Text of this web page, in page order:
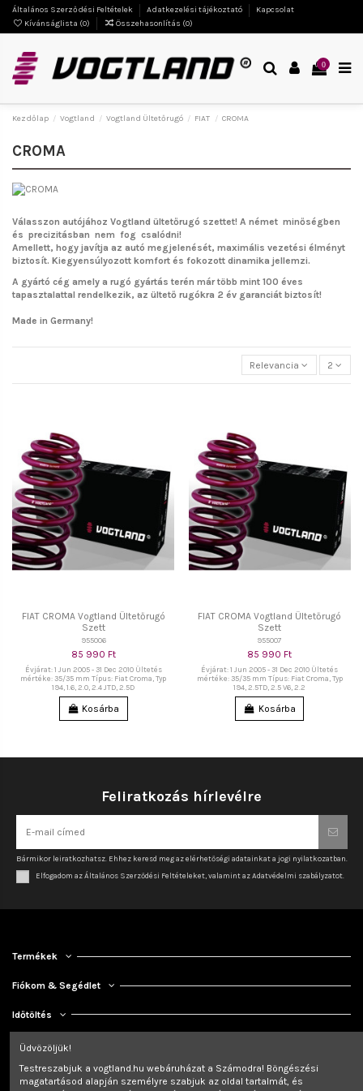
Általános Szerződési Feltételek Adatkezelési tájékoztató
Kapcsolat
Kívánságlista (0) Összehasonlítás (0)
0
Kezdőlap Vogtland Vogtland Ültetőrugó FIAT CROMA
CROMA
Válasszon autójához Vogtland ültetőrugó szettet! A német minőségben
és precizitásban nem fog csalódni!
Amellett, hogy javítja az autó megjelenését, maximális vezetési élményt
biztosít. Kiegyensúlyozott komfort és fokozott dinamika jellemzi.
A gyártó cég amely a rugó gyártás terén már több mint 100 éves
tapasztalattal rendelkezik, az ültető rugókra 2 év garanciát biztosít!
Made in Germany!
Relevancia 2
FIAT CROMA Vogtland Ültetőrugó
Szett
955006
85 990 Ft
Évjárat: 1 Jun 2005 - 31 Dec 2010 Ültetés
mértéke: 35/35 mm Típus: Fiat Croma, Typ
194, 1.6, 2.0, 2.4 JTD, 2.5D
Kosárba
FIAT CROMA Vogtland Ültetőrugó
Szett
955007
85 990 Ft
Évjárat: 1 Jun 2005 - 31 Dec 2010 Ültetés
mértéke: 35/35 mm Típus: Fiat Croma, Typ
194, 2.5TD, 2.5 V6, 2.2
Kosárba
Feliratkozás hírlevélre
Bármikor leiratkozhatsz. Ehhez keresd meg az elérhetőségi adatainkat a jogi nyilatkozatban.
Elfogadom az Általános Szerződési Feltételeket, valamint az Adatvédelmi szabályzatot.
Termékek
Fiókom & Segédlet
Időtöltés
Kapcsolat
Üdvözöljük!
Testreszabjuk a vogtland.hu webáruházat a Számodra! Böngészési
magatartásod alapján személyre szabjuk az oldal tartalmát, és